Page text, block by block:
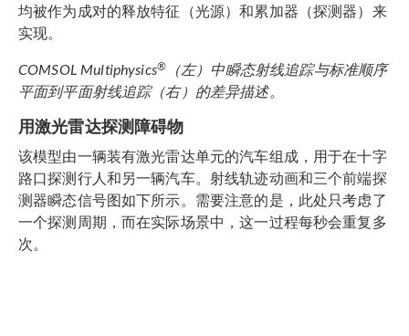
均被作为成对的释放特征（光源）和累加器（探测器）来
实现。
COMSOL Multiphysics®
（左）中瞬态射线追踪与标准顺序
平面到平面射线追踪（右）的差异描述。
用激光雷达探测障碍物
该模型由一辆装有激光雷达单元的汽车组成，用于在十字
路口探测行人和另一辆汽车。射线轨迹动画和三个前端探
测器瞬态信号图如下所示。需要注意的是，此处只考虑了
一个探测周期，而在实际场景中，这一过程每秒会重复多
次。